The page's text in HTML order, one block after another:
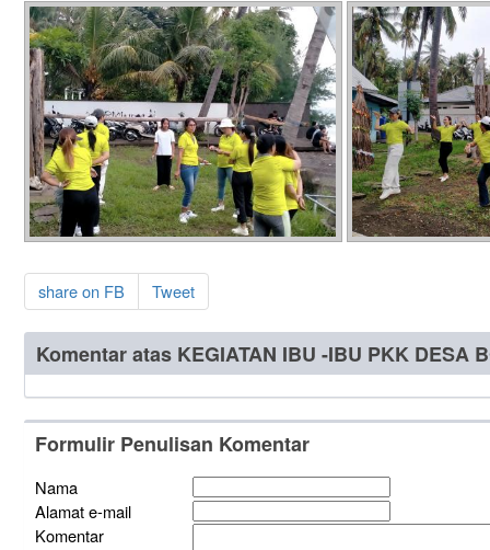
share on FB Tweet
Komentar atas KEGIATAN IBU -IBU PKK DESA
Formulir Penulisan Komentar
Nama
Alamat e-mail
Komentar